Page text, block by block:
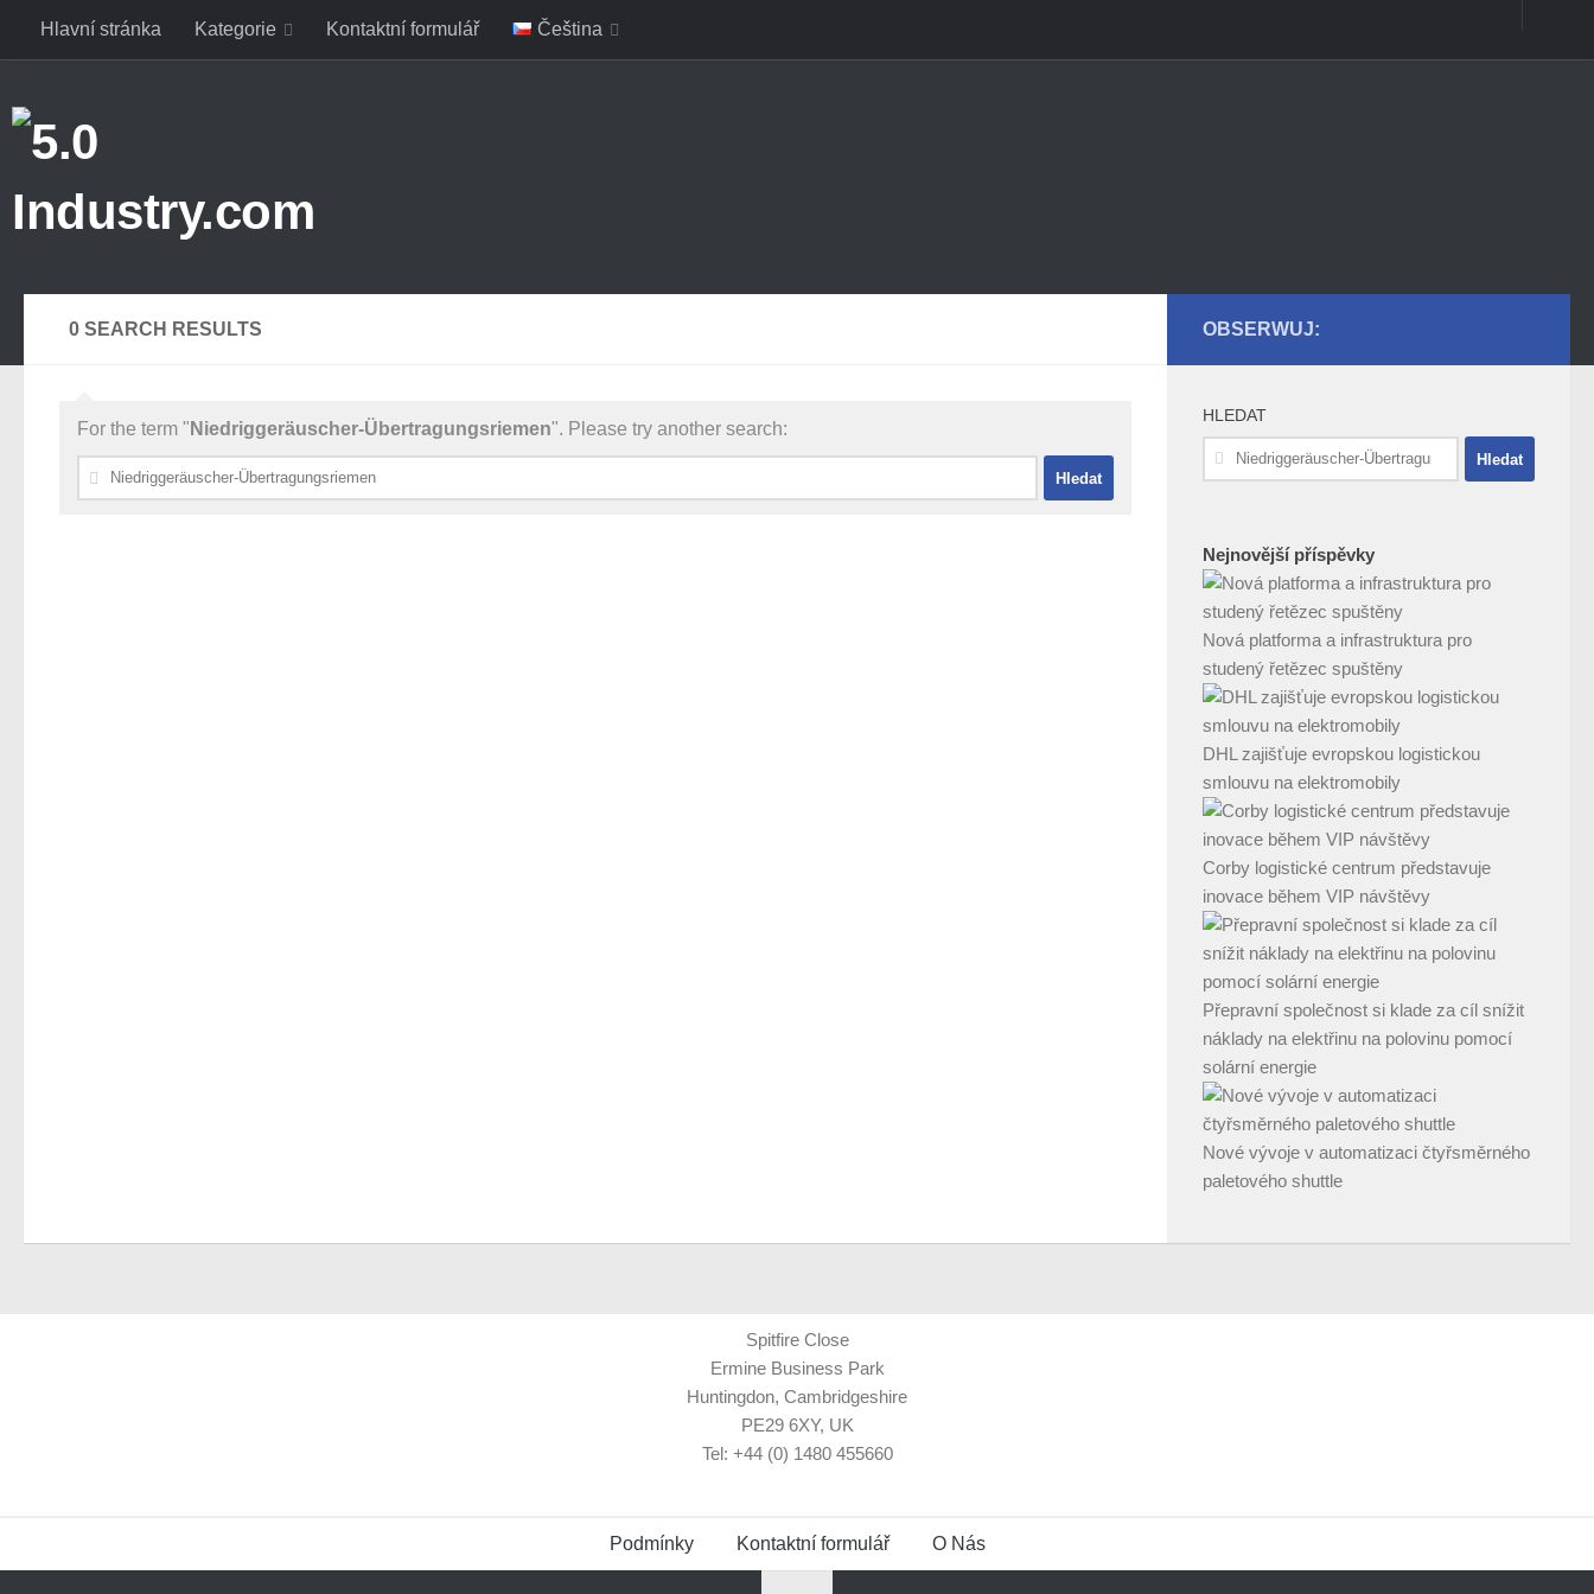
Skip to content
Hlavní stránka Kategorie Kontaktní formulář Čeština
0 SEARCH RESULTS
For the term " Niedriggeräuscher-Übertragungsriemen". Please try another search:
Vyhledávání
OBSERWUJ:
HLEDAT
Vyhledávání
Nejnovější příspěvky
Nová platforma a infrastruktura pro
studený řetězec spuštěny
DHL zajišťuje evropskou logistickou
smlouvu na elektromobily
Corby logistické centrum představuje
inovace během VIP návštěvy
Přepravní společnost si klade za cíl snížit
náklady na elektřinu na polovinu pomocí
solární energie
Nové vývoje v automatizaci čtyřsměrného
paletového shuttle
Spitfire Close
Ermine Business Park
Huntingdon, Cambridgeshire
PE29 6XY, UK
Tel: +44 (0) 1480 455660
Podmínky Kontaktní formulář O Nás